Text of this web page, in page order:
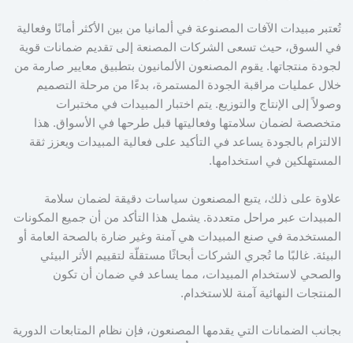
تُعتبر مبيدات الآفات المصنوعة في ألمانيا من بين الأكثر أمانًا وفعالية
في السوق، حيث تسعى الشركات المصنعة إلى تقديم ضمانات قوية
لجودة منتجاتها. يقوم المصنعون الألمانيون بتطبيق معايير صارمة من
خلال عمليات مراقبة الجودة المستمرة، بدءًا من مرحلة التصميم
وصولاً إلى الإنتاج والتوزيع. يتم اختبار المبيدات في مختبرات
متخصصة لضمان سلامتها وفعاليتها قبل طرحها في الأسواق. هذا
الالتزام بالجودة يساعد في التأكيد على فعالية المبيدات ويعزز ثقة
المستهلكين في استخدامها.
علاوة على ذلك، يتبع المصنعون سياسات دقيقة لضمان سلامة
المبيدات عبر مراحل متعددة. يشمل هذا التأكد من أن جميع المكونات
المستخدمة في صنع المبيدات هي آمنة وغير ضارة بالصحة العامة أو
البيئة. غالبًا ما تُجري الشركات أبحاثًا مستقلّة لتقييم الأثر البيئي
والصحي لاستخدام المبيدات، مما يساعد في ضمان أن تكون
المنتجات النهائية آمنة للاستخدام.
بجانب الضمانات التي يقدمها المصنعون، فإن نظام المتابعات الدورية